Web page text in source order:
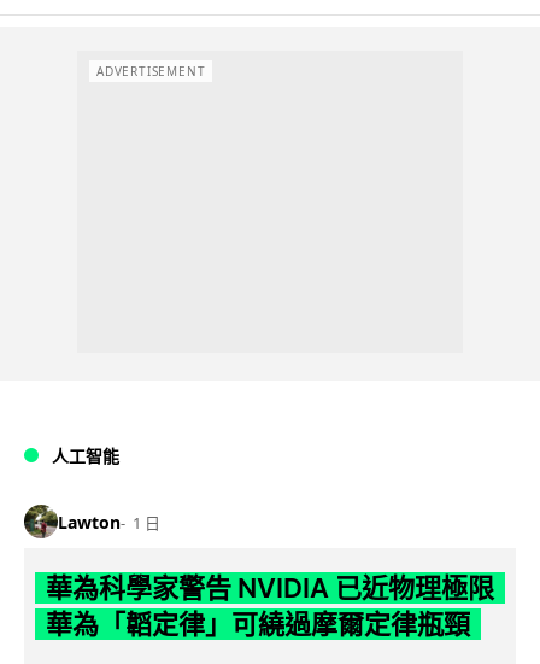
ADVERTISEMENT
人工智能
Lawton 1 日
華為科學家警告 NVIDIA 已近物理極限
華為「韜定律」可繞過摩爾定律瓶頸